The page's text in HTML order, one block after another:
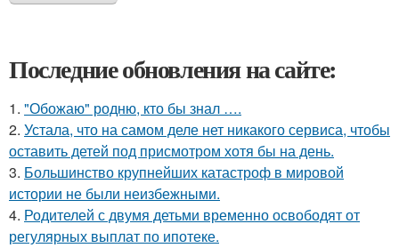
Последние обновления на сайте:
1. "Обожаю" родню, кто бы знал ….
2. Устала, что на самом деле нет никакого сервиса, чтобы
оставить детей под присмотром хотя бы на день.
3. Большинство крупнейших катастроф в мировой
истории не были неизбежными.
4. Родителей с двумя детьми временно освободят от
регулярных выплат по ипотеке.